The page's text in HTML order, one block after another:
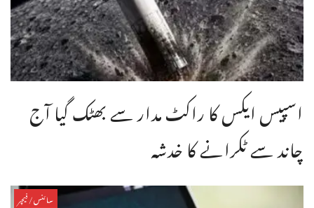
اسپیس ایکس کا راکٹ مدار سے بھٹک گیا آج
چاند سے ٹکرانے کا خدشہ
سائنس/فیچر